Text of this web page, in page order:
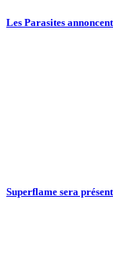
Les Parasites
Superflame sera